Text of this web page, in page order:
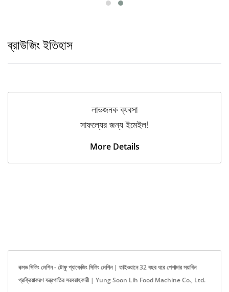
ব্রাউজিং ইতিহাস
লাভজনক ব্যবসা
সাফল্যের জন্য ইমেইল!
More Details
বক্সড সিলিং মেশিন - টোফু প্যাকেজিং সিলিং মেশিন | তাইওয়ানে 32 বছর ধরে পেশাদার সয়াবিন
প্রক্রিয়াকরণ যন্ত্রপাতির সরবরাহকারী | Yung Soon Lih Food Machine Co., Ltd.